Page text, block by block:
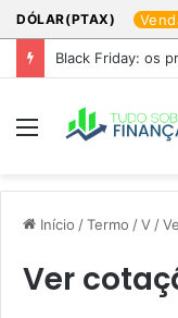
DÓLAR(PTAX)
Black Friday: os
Menu
Início /Termo /V /
Ver